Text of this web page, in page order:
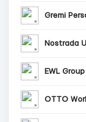
Gremi
Nostrada
EWL Group
OTTO